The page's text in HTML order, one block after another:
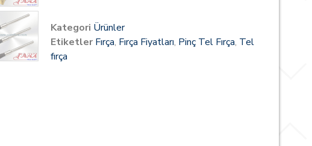
Kategori Ürünler
Etiketler Fırça, Fırça Fiyatları, Pinç Tel Fırça, Tel
fırça